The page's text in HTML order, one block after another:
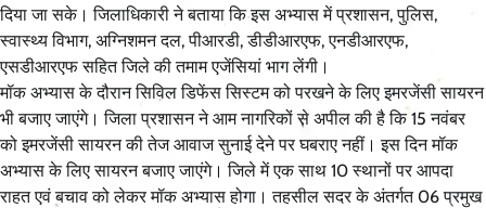
दिया जा सके। जिलाधिकारी ने बताया कि इस अभ्यास में प्रशासन, पुलिस,
स्वास्थ्य विभाग, अग्निशमन दल, पीआरडी, डीडीआरएफ, एनडीआरएफ,
एसडीआरएफ सहित जिले की तमाम एजेंसियां भाग लेंगी।
मॉक अभ्यास के दौरान सिविल डिफेंस सिस्टम को परखने के लिए इमरजेंसी सायरन
भी बजाए जाएंगे। जिला प्रशासन ने आम नागरिकों से अपील की है कि 15 नवंबर
को इमरजेंसी सायरन की तेज आवाज सुनाई देने पर घबराए नहीं। इस दिन मॉक
अभ्यास के लिए सायरन बजाए जाएंगे। जिले में एक साथ 10 स्थानों पर आपदा
राहत एवं बचाव को लेकर मॉक अभ्यास होगा। तहसील सदर के अंतर्गत 06 प्रमुख